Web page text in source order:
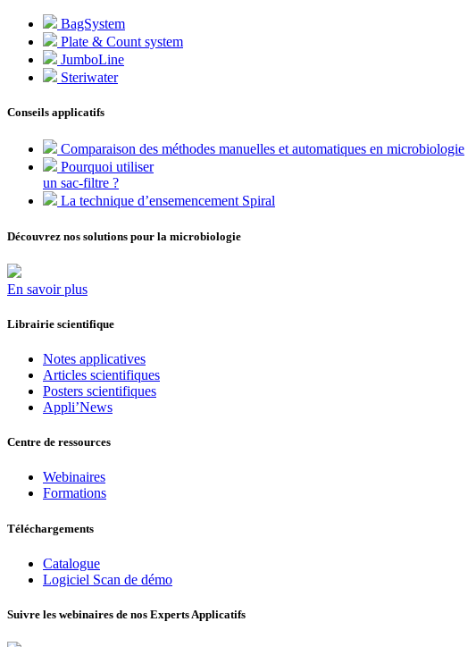
BagSystem
Plate & Count system
JumboLine
Steriwater
Conseils applicatifs
Comparaison des méthodes manuelles et automatiques en microbiologie
Pourquoi utiliser
un sac-filtre ?
La technique d’ensemencement Spiral
Découvrez nos solutions pour la microbiologie
En savoir plus
Librairie scientifique
Notes applicatives
Articles scientifiques
Posters scientifiques
Appli’News
Centre de ressources
Webinaires
Formations
Téléchargements
Catalogue
Logiciel Scan de démo
Suivre les webinaires de nos Experts Applicatifs